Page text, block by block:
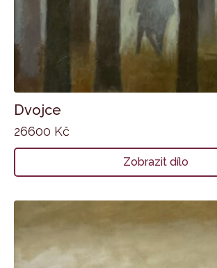
Dvojce
26600 Kč
Zobrazit dílo